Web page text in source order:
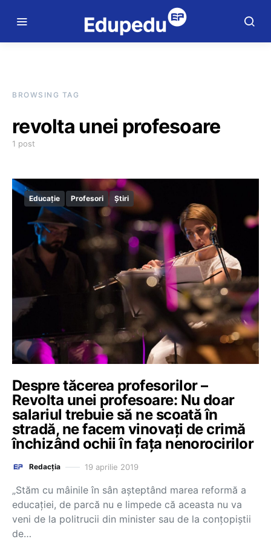
BROWSING TAG
revolta unei profesoare
1 post
Educație Profesori Știri
Despre tăcerea profesorilor –
Revolta unei profesoare: Nu doar
salariul trebuie să ne scoată în
stradă, ne facem vinovați de crimă
închizând ochii în fața nenorocirilor
Redacția 19 aprilie 2019
„Stăm cu mâinile în sân așteptând marea reformă a
educației, de parcă nu e limpede că aceasta nu va
veni de la politrucii din minister sau de la conțopiștii
de…